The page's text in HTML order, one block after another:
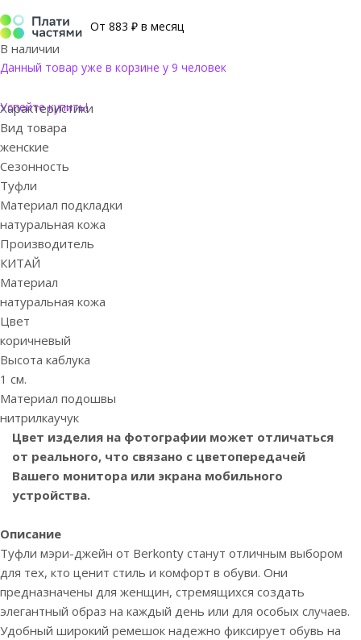
От 883 ₽ в месяц
В наличии
Данный товар уже в корзине у 9 человек
Успейте купить!
Характеристики
Вид товара
женские
Сезонность
Туфли
Материал подкладки
натуральная кожа
Производитель
КИТАЙ
Материал
натуральная кожа
Цвет
коричневый
Высота каблука
1 см.
Материал подошвы
нитрилкаучук
Цвет изделия на фотографии может отличаться
от реального, что связано с цветопередачей
Вашего монитора или экрана мобильного
устройства.
Описание
Туфли мэри-джейн от Berkonty станут отличным выбором
для тех, кто ценит стиль и комфорт в обуви. Они
предназначены для женщин, стремящихся создать
элегантный образ на каждый день или для особых случаев.
Удобный широкий ремешок надежно фиксирует обувь на